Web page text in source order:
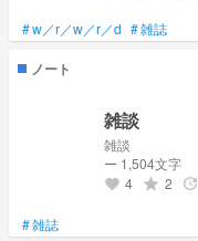
#w／r／w／r／d #雑誌
ノート
雑談
雑談
ー 1,504文字
favorite 4 grade 2 update
#雑誌